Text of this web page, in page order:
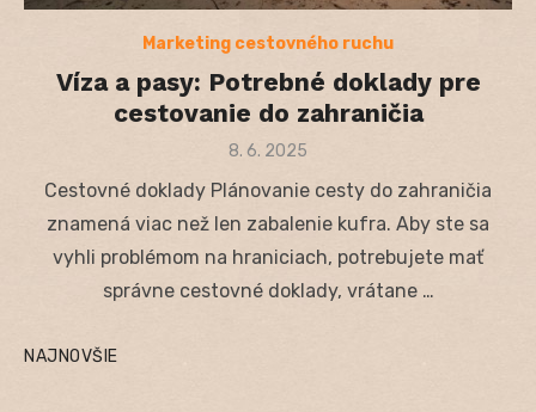
Marketing cestovného ruchu
Víza a pasy: Potrebné doklady pre
cestovanie do zahraničia
Posted
8. 6. 2025
Cestovné doklady Plánovanie cesty do zahraničia
znamená viac než len zabalenie kufra. Aby ste sa
vyhli problémom na hraniciach, potrebujete mať
správne cestovné doklady, vrátane …
NAJNOVŠIE